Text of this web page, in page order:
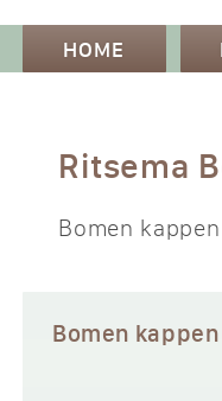
HOME
Ritsema
Bomen
Bomen